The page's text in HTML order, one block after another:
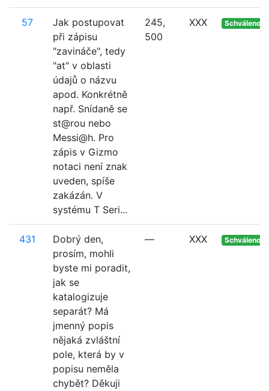
57
Jak postupovat
při zápisu
"zavináče", tedy
"at" v oblasti
údajů o názvu
apod. Konkrétně
např. Snídaně se
st@rou nebo
Messi@h. Pro
zápis v Gizmo
notaci není znak
uveden, spíše
zakázán. V
systému T Seri...
245,
500
XXX Schváleno
431
Dobrý den,
prosím, mohli
byste mi poradit,
jak se
katalogizuje
separát? Má
jmenný popis
nějaká zvláštní
pole, která by v
popisu neměla
chybět? Děkuji
— XXX Schváleno